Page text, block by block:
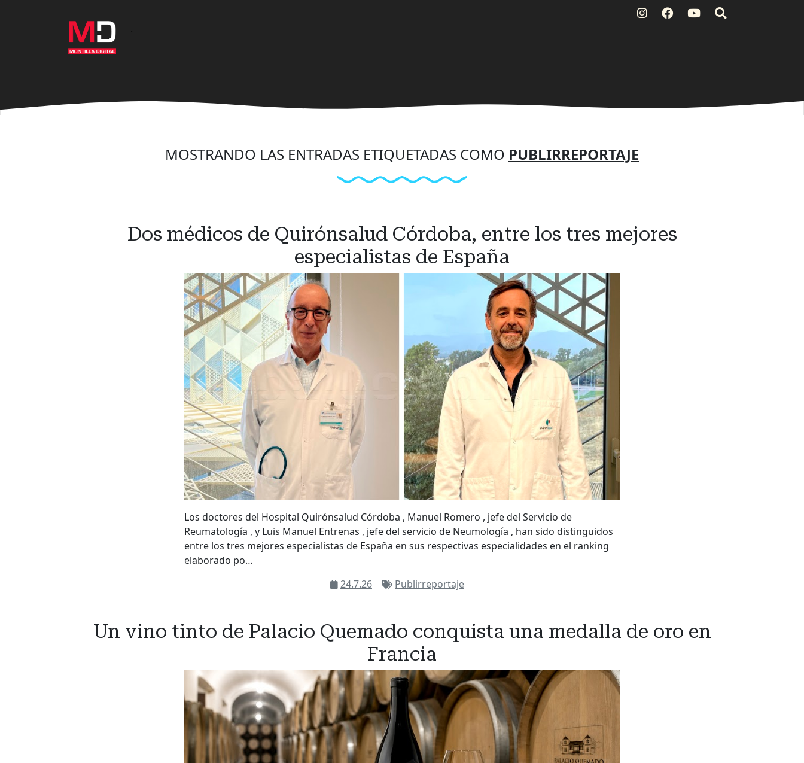
MOSTRANDO LAS ENTRADAS ETIQUETADAS COMO PUBLIRREPORTAJE
Dos médicos de Quirónsalud Córdoba, entre los tres mejores
especialistas de España
Los doctores del Hospital Quirónsalud Córdoba , Manuel Romero , jefe del Servicio de
Reumatología , y Luis Manuel Entrenas , jefe del servicio de Neumología , han sido distinguidos
entre los tres mejores especialistas de España en sus respectivas especialidades en el ranking
elaborado po…
24.7.26
Publirreportaje
Un vino tinto de Palacio Quemado conquista una medalla de oro en
Francia